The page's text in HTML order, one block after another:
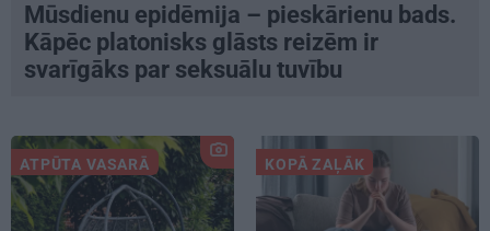
Mūsdienu epidēmija – pieskārienu bads.
Kāpēc platonisks glāsts reizēm ir
svarīgāks par seksuālu tuvību
ATPŪTA VASARĀ KOPĀ ZAĻĀK